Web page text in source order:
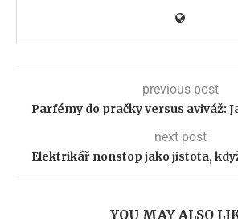
previous post
Parfémy do pračky versus aviváž:
next post
Elektrikář nonstop jako jistota,
YOU MAY ALSO